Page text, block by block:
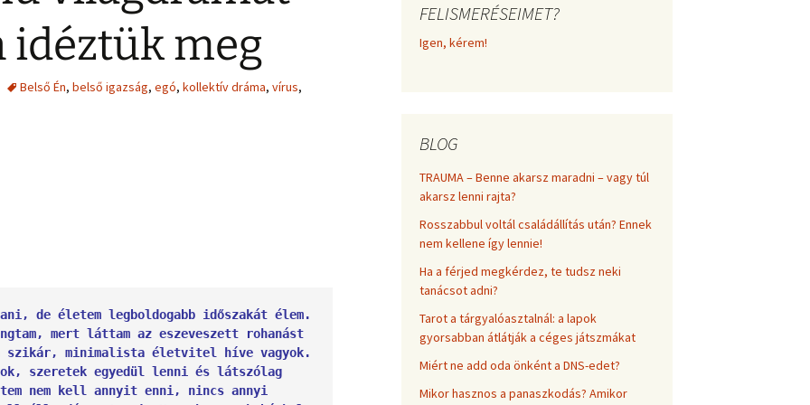
– Ingás Lélekállítás
tanfolyam
Megvásárolható
–
Ítélkezőlap – segédlet a
módszerhez
A saját mesém
AMIRE RÁJÖTTEM 5. ÉFT esetek 4.
tanítványoktól
frekvenciákkal
felismeréseimet és
eseteimet?
Feltételek
meg
Belső Én, belső igazság, egó, kollektív dráma, vírus,
de életem legboldogabb időszakát élem.
mert láttam az eszeveszett rohanást
szikár, minimalista életvitel híve vagyok.
szeretek egyedül lenni és látszólag
nem kell annyit enni, nincs annyi
FELISMERÉSEIMET?
Igen, kérem!
BLOG
TRAUMA – Benne akarsz maradni – vagy túl
akarsz lenni rajta?
Rosszabbul voltál családállítás után? Ennek
nem kellene így lennie!
Ha a férjed megkérdez, te tudsz neki
tanácsot adni?
Tarot a tárgyalóasztalnál: a lapok
gyorsabban átlátják a céges játszmákat
Miért ne add oda önként a DNS-edet?
Mikor hasznos a panaszkodás? Amikor